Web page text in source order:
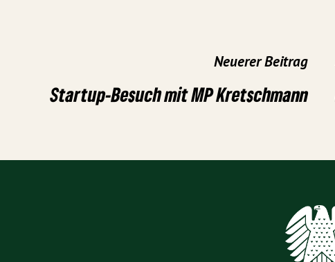
Neuerer Beitrag
Startup-Besuch mit MP Kretschmann